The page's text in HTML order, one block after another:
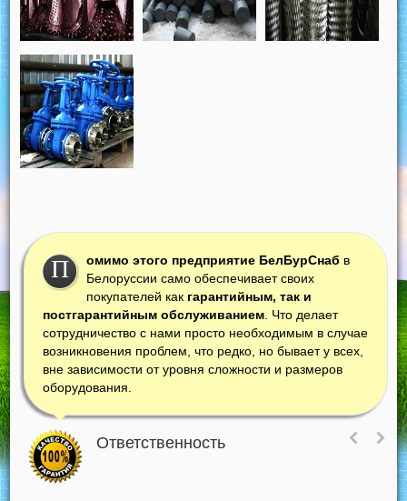
П омимо этого предприятие БелБурСнаб в
Белоруссии само обеспечивает своих
покупателей как гарантийным, так и
постгарантийным обслуживанием. Что делает
сотрудничество с нами просто необходимым в случае
возникновения проблем, что редко, но бывает у всех,
вне зависимости от уровня сложности и размеров
оборудования.
Ответственность